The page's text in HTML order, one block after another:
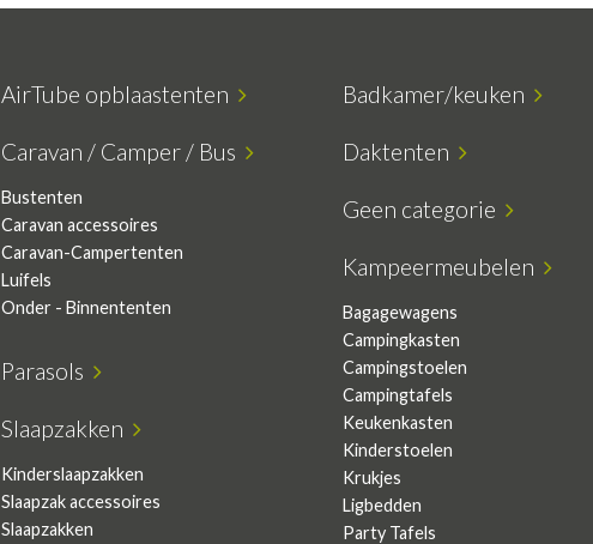
AirTube opblaastenten Badkamer/keuken
Caravan / Camper / Bus
Bustenten
Caravan accessoires
Caravan-Campertenten
Luifels
Onder - Binnententen
Daktenten
Geen categorie
Kampeermeubelen
Bagagewagens
Campingkasten
Campingstoelen
Campingtafels
Keukenkasten
Kinderstoelen
Krukjes
Ligbedden
Party Tafels
Parasols
Slaapzakken
Kinderslaapzakken
Slaapzak accessoires
Slaapzakken